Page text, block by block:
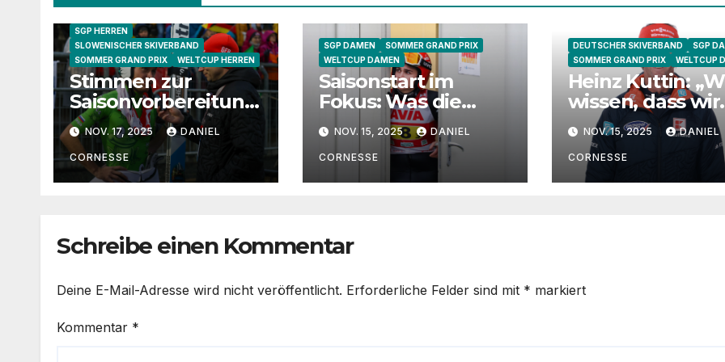
SGP HERREN
SLOWENISCHER SKIVERBAND
SOMMER GRAND PRIX
WELTCUP HERREN
Stimmen zur
Saisonvorbereitung:
Granerud, Sundal
und Lanisek im
Gespräch
NOV. 17, 2025 DANIEL
CORNESSE
SGP DAMEN
SOMMER GRAND PRIX
WELTCUP DAMEN
Saisonstart im
Fokus: Was die
einzelnen
Athletinnen zur
Vorbereitung sagen
NOV. 15, 2025 DANIEL
CORNESSE
DEUTSCHER SKIVERBAND
SGP
SOMMER GRAND PRIX
WELTCUP
Heinz Kuttin:
wissen, dass wir
derzeit noch
in Hochform
NOV. 15, 2025 DANIEL
CORNESSE
Schreibe einen Kommentar
Deine E-Mail-Adresse wird nicht veröffentlicht. Erforderliche Felder sind mit * markiert
Kommentar *